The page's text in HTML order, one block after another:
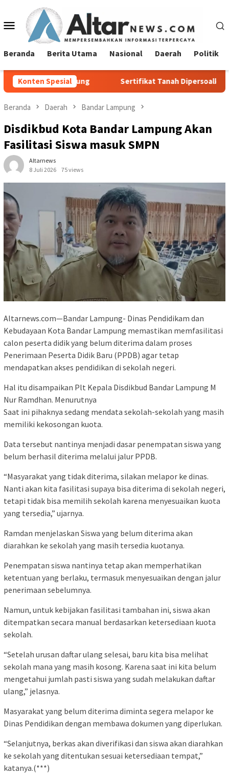
konten Menu
Mobile
Beranda Berita Utama Nasional Daerah Politik
Konten SpesialSertifikat Tanah Dipersoalkan, Kok Bisa Jadi
Beranda Daerah Bandar Lampung
Disdikbud Kota Bandar Lampung Akan
Fasilitasi Siswa masuk SMPN
Altarnews
8 Juli 2026
75 views
Altarnews.com—Bandar Lampung- Dinas Pendidikam dan
Kebudayaan Kota Bandar Lampung memastikan memfasilitasi
calon peserta didik yang belum diterima dalam proses
Penerimaan Peserta Didik Baru (PPDB) agar tetap
mendapatkan akses pendidikan di sekolah negeri.
Hal itu disampaikan Plt Kepala Disdikbud Bandar Lampung M
Nur Ramdhan. Menurutnya
Saat ini pihaknya sedang mendata sekolah-sekolah yang masih
memiliki kekosongan kuota.
Data tersebut nantinya menjadi dasar penempatan siswa yang
belum berhasil diterima melalui jalur PPDB.
“Masyarakat yang tidak diterima, silakan melapor ke dinas.
Nanti akan kita fasilitasi supaya bisa diterima di sekolah negeri,
tetapi tidak bisa memilih sekolah karena menyesuaikan kuota
yang tersedia,” ujarnya.
Ramdan menjelaskan Siswa yang belum diterima akan
diarahkan ke sekolah yang masih tersedia kuotanya.
Penempatan siswa nantinya tetap akan memperhatikan
ketentuan yang berlaku, termasuk menyesuaikan dengan jalur
penerimaan sebelumnya.
Namun, untuk kebijakan fasilitasi tambahan ini, siswa akan
ditempatkan secara manual berdasarkan ketersediaan kuota
sekolah.
“Setelah urusan daftar ulang selesai, baru kita bisa melihat
sekolah mana yang masih kosong. Karena saat ini kita belum
mengetahui jumlah pasti siswa yang sudah melakukan daftar
ulang,” jelasnya.
Masyarakat yang belum diterima diminta segera melapor ke
Dinas Pendidikan dengan membawa dokumen yang diperlukan.
“Selanjutnya, berkas akan diverifikasi dan siswa akan diarahkan
ke sekolah yang ditentukan sesuai ketersediaan tempat,”
katanya.(***)